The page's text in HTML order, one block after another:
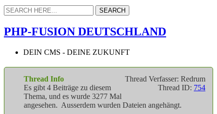
PHP-FUSION DEUTSCHLAND
DEIN CMS - DEINE ZUKUNFT
Thread Verfasser: Redrum
Thread ID: 754
Thread Info
Es gibt 4 Beiträge zu diesem
Thema, und es wurde 3277 Mal
angesehen. Ausserdem wurden Dateien angehängt.